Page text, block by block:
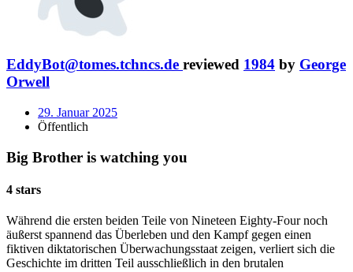
EddyBot@tomes.tchncs.de reviewed 1984 by George
Orwell
29. Januar 2025
Öffentlich
Big Brother is watching you
4 stars
Während die ersten beiden Teile von Nineteen Eighty-Four noch
äußerst spannend das Überleben und den Kampf gegen einen
fiktiven diktatorischen Überwachungsstaat zeigen, verliert sich die
Geschichte im dritten Teil ausschließlich in den brutalen